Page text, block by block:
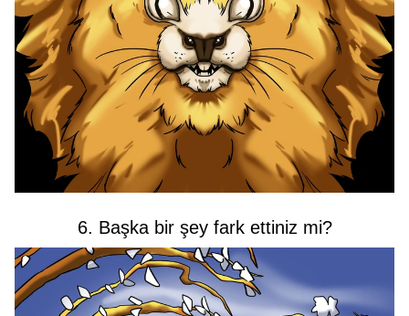
6. Başka bir şey fark ettiniz mi?